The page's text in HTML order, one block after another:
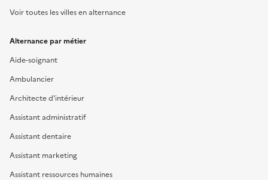
Voir toutes les villes en alternance
Alternance par métier
Aide-soignant
Ambulancier
Architecte d'intérieur
Assistant administratif
Assistant dentaire
Assistant marketing
Assistant ressources humaines